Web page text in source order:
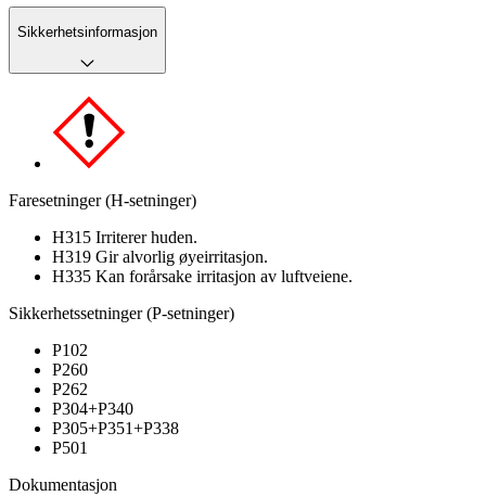
Sikkerhetsinformasjon
Faresetninger (H-setninger)
H315 Irriterer huden.
H319 Gir alvorlig øyeirritasjon.
H335 Kan forårsake irritasjon av luftveiene.
Sikkerhetssetninger (P-setninger)
P102
P260
P262
P304+P340
P305+P351+P338
P501
Dokumentasjon